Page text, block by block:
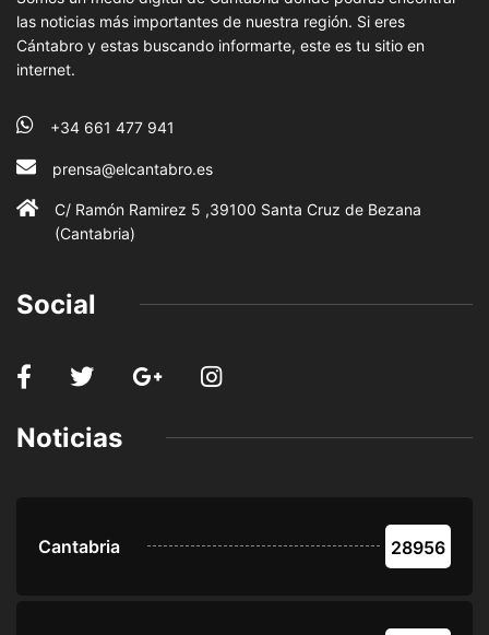
las noticias más importantes de nuestra región. Si eres
Cántabro y estas buscando informarte, este es tu sitio en
internet.
+34 661 477 941
prensa@elcantabro.es
C/ Ramón Ramirez 5 ,39100 Santa Cruz de Bezana
(Cantabria)
Social
Noticias
Cantabria 28956